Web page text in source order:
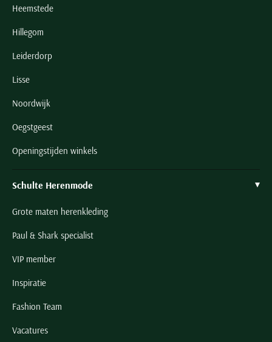
Heemstede
Hillegom
Leiderdorp
Lisse
Noordwijk
Oegstgeest
Openingstijden winkels
Schulte Herenmode
Grote maten herenkleding
Paul & Shark specialist
VIP member
Inspiratie
Fashion Team
Vacatures